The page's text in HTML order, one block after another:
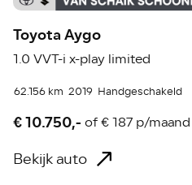
Toyota Aygo
1.0 VVT-i x-play limited
62.156 km 2019 Handgeschakeld
€ 10.750,- of€ 187 p/maand
Bekijk auto